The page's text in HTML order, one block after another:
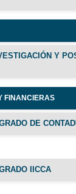
Y
FINANCIERAS
DE
IICCA